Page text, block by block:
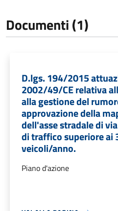
Documenti (1)
D.lgs. 194/2015
2002/49/CE relativa
alla gestione del
approvazione della
dell'asse stradale di
di traffico superiore ai
veicoli/anno.
Piano d'azione